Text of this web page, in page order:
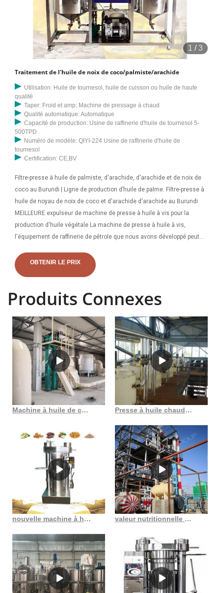
1 /3
Traitement de l'huile de noix de coco/palmiste/arachide
Utilisation: Huile de tournesol, huile de cuisson ou huile de haute
qualité
Taper: Froid et amp; Machine de pressage à chaud
Qualité automatique: Automatique
Capacité de production: Usine de raffinerie d'huile de tournesol 5-
500TPD
Numéro de modèle: QIYI-224 Usine de raffinerie d'huile de
tournesol
Certification: CE,BV
Filtre-presse à huile de palmiste, d'arachide, d'arachide et de noix de
coco au Burundi | Ligne de production d’huile de palme. Filtre-presse à
huile de noyau de noix de coco et d'arachide d'arachide au Burundi
MEILLEURE expulseur de machine de presse à huile à vis pour la
production d'huile végétale La machine de presse à huile à vis,
l'équipement de raffinerie de pétrole que nous avons développé peut
à chaud production d'huile d'arachide au Burundi, vous pouvez
obtenir plus de détails sur le site mobile sur m.alibaba 1 000,00 $ - 3
OBTENIR LE PRIX
Produits Connexes
Machine à huile de colza pressée, vue, utilisation de la machine à huile au Gabon Presse à huile chaude de sésame, vente directe d’usine, machine au Gabon
nouvelle machine à huile de presse à froid de conception au Costa Rica valeur nutritionnelle de l’huile de colza pressée à froid à long terme